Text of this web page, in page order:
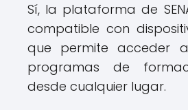
Sí, la plataforma de
compatible con
que permite acceder
programas de
desde cualquier lugar.